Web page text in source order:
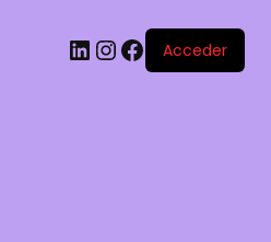
Acceder